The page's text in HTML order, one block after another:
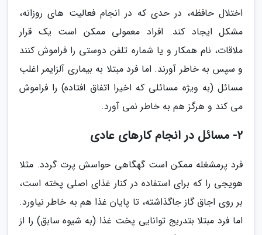
اختلال حافظه، در حدی که در انجام فعالیت های روزانه،
مشکل ایجاد کند. افراد معمولی ممکن است یک قرار
ملاقات، نام همکار و یا شماره تلفن دوستی را فراموش کنند
و سپس به خاطر آورند. اما فرد مبتلا به بیماری آلزایمر اغلب
مسائل (به ویژه مسائلی که اخیرا اتفاق افتاده) را فراموش
می کند و هرگز هم به خاطر نمی آورد.
2- مسائل در انجام کارهای عادی
فرد پرمشغله ممکن است گهگاهی حواسش پرت گردد. مثلا
هویجی را که برای استفاده در کنار غذای اصلی پخته است،
بر روی اجاق گاز جاگذاشته، تا پایان غذا هم به خاطر نیاورد.
اما فرد مبتلا بتدریج توانایی پخت غذا (به شیوه سابق) را از